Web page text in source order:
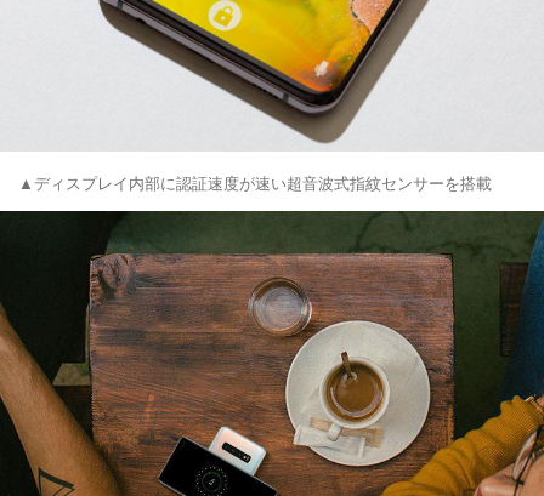
▲ディスプレイ内部に認証速度が速い超音波式指紋センサーを搭載